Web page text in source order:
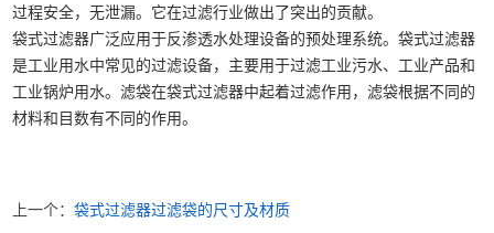
过程安全，无泄漏。它在过滤行业做出了突出的贡献。
袋式过滤器广泛应用于反渗透水处理设备的预处理系统。袋式过滤器
是工业用水中常见的过滤设备，主要用于过滤工业污水、工业产品和
工业锅炉用水。滤袋在袋式过滤器中起着过滤作用，滤袋根据不同的
材料和目数有不同的作用。
上一个：袋式过滤器过滤袋的尺寸及材质